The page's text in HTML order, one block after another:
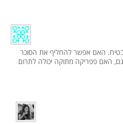
האם אפשר להחליף את הסוכר
האם פפריקה מתוקה יכולה לתרום